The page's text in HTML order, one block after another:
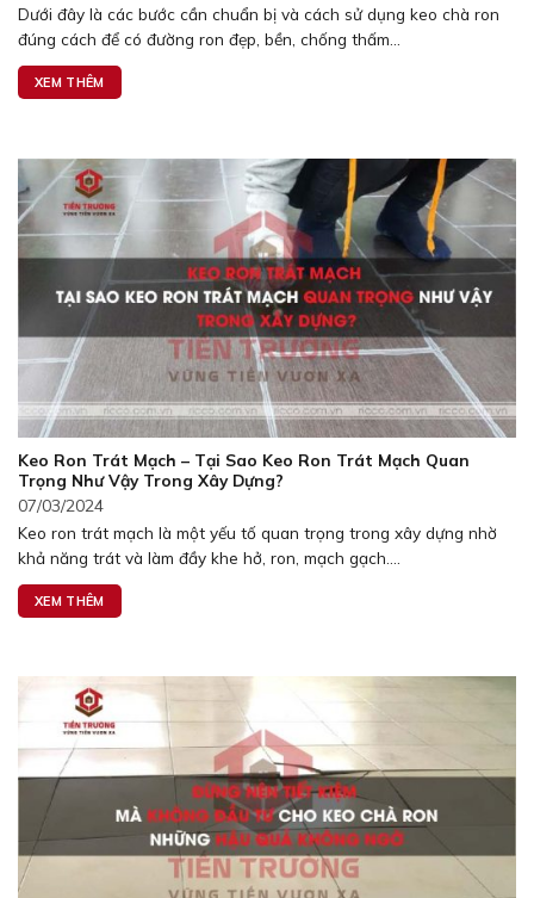
Dưới đây là các bước cần chuẩn bị và cách sử dụng keo chà ron
đúng cách để có đường ron đẹp, bền, chống thấm...
XEM THÊM
Keo Ron Trát Mạch – Tại Sao Keo Ron Trát Mạch Quan
Trọng Như Vậy Trong Xây Dựng?
07/03/2024
Keo ron trát mạch là một yếu tố quan trọng trong xây dựng nhờ
khả năng trát và làm đầy khe hở, ron, mạch gạch....
XEM THÊM